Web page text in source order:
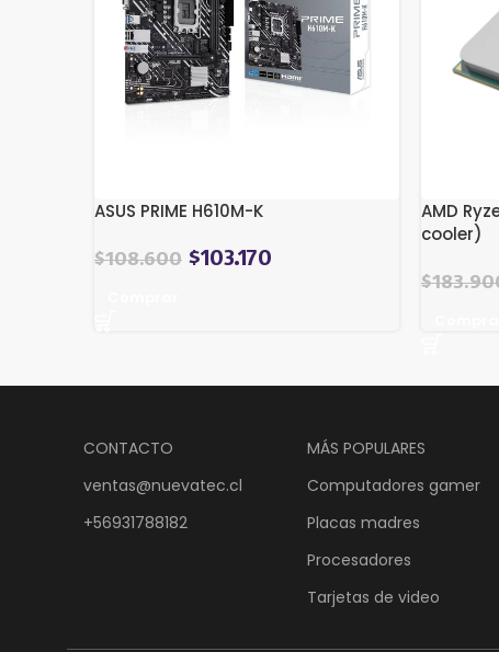
ASUS PRIME H610M-K
$108.600 $103.170
AMD
cooler)
$
CONTACTO
ventas@nuevatec.cl
+56931788182
MÁS POPULARES
Computadores gamer
Placas madres
Procesadores
Tarjetas de video